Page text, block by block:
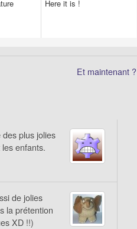
Here it is !
Et maintenant ?
plus jolies
enfants.
de jolies
la prétention
XD !!)